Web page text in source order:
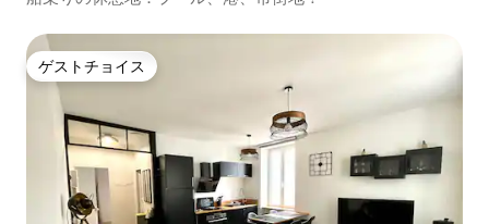
ゲストチョイス
ゲストチョイス